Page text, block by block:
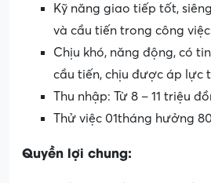
Kỹ năng giao tiếp tốt,
và cầu tiến trong công
Chịu khó, năng động, có
cầu tiến, chịu được áp lực
Thu nhập: Từ 8 – 11 triệu
Thử việc 01tháng hưởng
Quyền lợi chung: